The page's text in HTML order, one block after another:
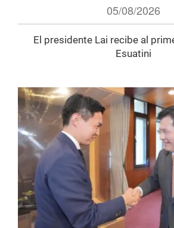
05/08/2026
El presidente Lai recibe al
Esuatini